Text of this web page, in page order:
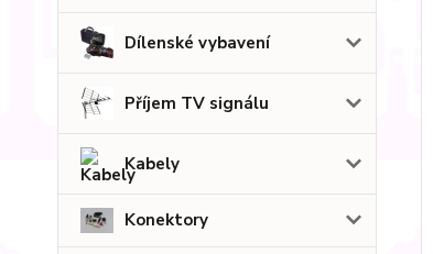
Dílenské vybavení
Příjem TV signálu
Kabely
Konektory